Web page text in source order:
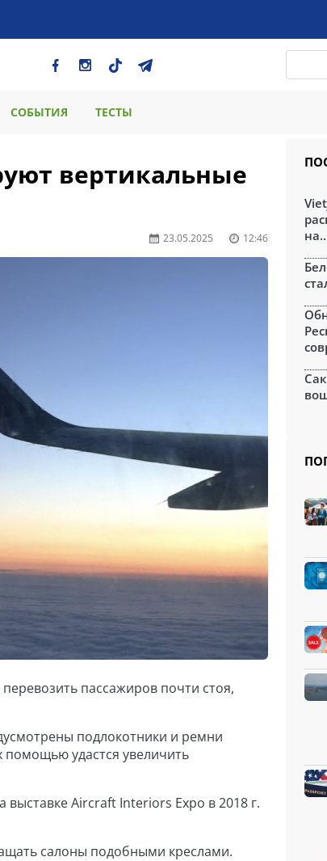
СОБЫТИЯ ТЕСТЫ
вертикальные
23.05.2025 12:46
пассажиров почти стоя,
подлокотники и ремни
помощью удастся увеличить
Aircraft Interiors Expo в 2018 г.
салоны подобными креслами.